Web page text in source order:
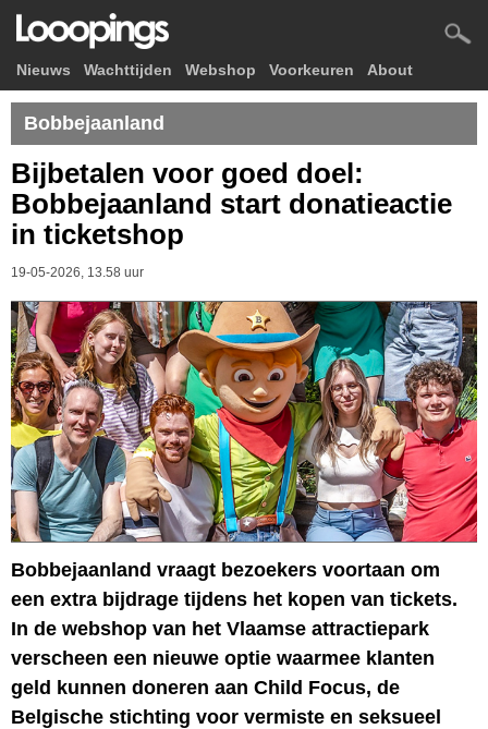
Nieuws Wachttijden Webshop Voorkeuren About
Bobbejaanland
Bijbetalen voor goed doel:
Bobbejaanland start donatieactie
in ticketshop
19-05-2026, 13.58 uur
Bobbejaanland vraagt bezoekers voortaan om
een extra bijdrage tijdens het kopen van tickets.
In de webshop van het Vlaamse attractiepark
verscheen een nieuwe optie waarmee klanten
geld kunnen doneren aan Child Focus, de
Belgische stichting voor vermiste en seksueel